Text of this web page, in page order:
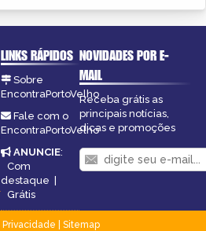
LINKS RÁPIDOS
Sobre
EncontraPortoVelho
Fale com o
EncontraPortoVelho
ANUNCIE:
Com
destaque
Grátis
NOVIDADES POR E-
MAIL
Receba grátis as
principais notícias,
dicas e promoções
Privacidade
Sitemap